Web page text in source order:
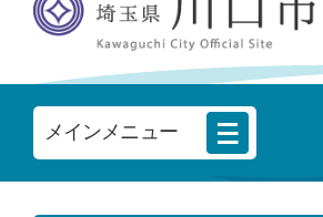
メインメニュー